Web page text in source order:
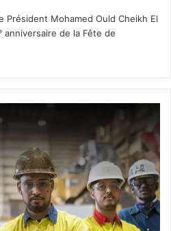
Président Mohamed Ould Cheikh El
anniversaire de la Fête de